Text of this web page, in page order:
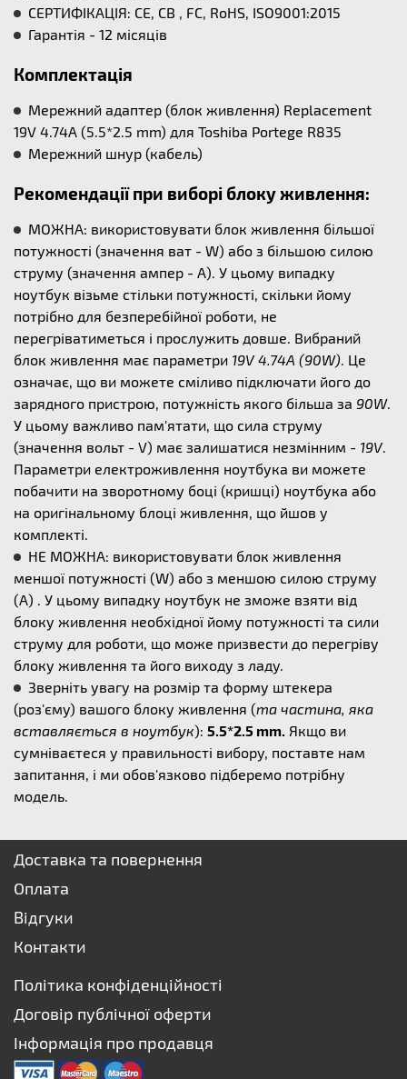
СЕРТИФІКАЦІЯ: CE, CB , FC, RoHS, ISO9001:2015
Гарантія - 12 місяців
Комплектація
Мережний адаптер (блок живлення) Replacement
19V 4.74A (5.5*2.5 mm) для Toshiba Portege R835
Мережний шнур (кабель)
Рекомендації при виборі блоку живлення:
МОЖНА: використовувати блок живлення більшої
потужності (значення ват - W) або з більшою силою
струму (значення ампер - А). У цьому випадку
ноутбук візьме стільки потужності, скільки йому
потрібно для безперебійної роботи, не
перегріватиметься і прослужить довше. Вибраний
блок живлення має параметри 19V 4.74A (90W). Це
означає, що ви можете сміливо підключати його до
зарядного пристрою, потужність якого більша за 90W.
У цьому важливо пам'ятати, що сила струму
(значення вольт - V) має залишатися незмінним - 19V.
Параметри електроживлення ноутбука ви можете
побачити на зворотному боці (кришці) ноутбука або
на оригінальному блоці живлення, що йшов у
комплекті.
НЕ МОЖНА: використовувати блок живлення
меншої потужності (W) або з меншою силою струму
(А) . У цьому випадку ноутбук не зможе взяти від
блоку живлення необхідної йому потужності та сили
струму для роботи, що може призвести до перегріву
блоку живлення та його виходу з ладу.
Зверніть увагу на розмір та форму штекера
(роз'єму) вашого блоку живлення (та частина, яка
вставляється в ноутбук): 5.5*2.5 mm. Якщо ви
сумніваєтеся у правильності вибору, поставте нам
запитання, і ми обов'язково підберемо потрібну
модель.
Доставка та повернення
Оплата
Відгуки
Контакти
Політика конфіденційності
Договір публічної оферти
Інформація про продавця